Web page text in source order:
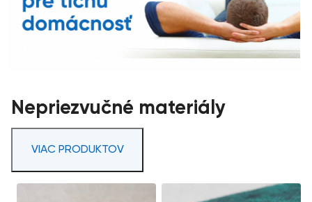
Nepriezvučné materiály
VIAC PRODUKTOV